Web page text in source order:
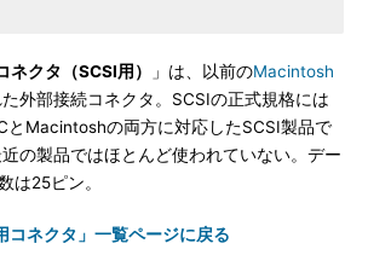
クタ（SCSI用） 」は、以前のMacintosh
外部接続コネクタ。SCSIの正式規格には
とMacintoshの両方に対応したSCSI製品で
の製品ではほとんど使われていない。デー
は25ピン。
コネクタ」一覧ページに戻る